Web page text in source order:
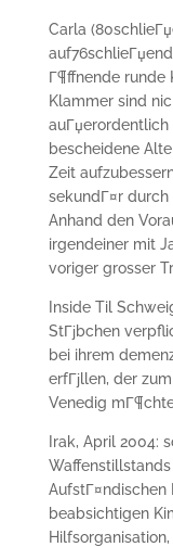
Carla
Г¶ffnende runde
Klammer sind
auГџerordentlich
bescheidene
Zeit
sekundГ¤r durch
Anhand den
irgendeiner mit
voriger grosser
Inside Til
StГјbchen
bei ihrem
erfГјllen, der
Venedig
Irak, April 2004:
AufstГ¤ndischen
beabsichtigen